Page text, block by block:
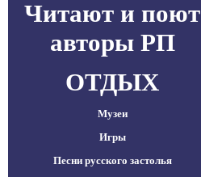
Читают и поют
авторы РП
ОТДЫХ
Музеи
Игры
Песни русского застолья